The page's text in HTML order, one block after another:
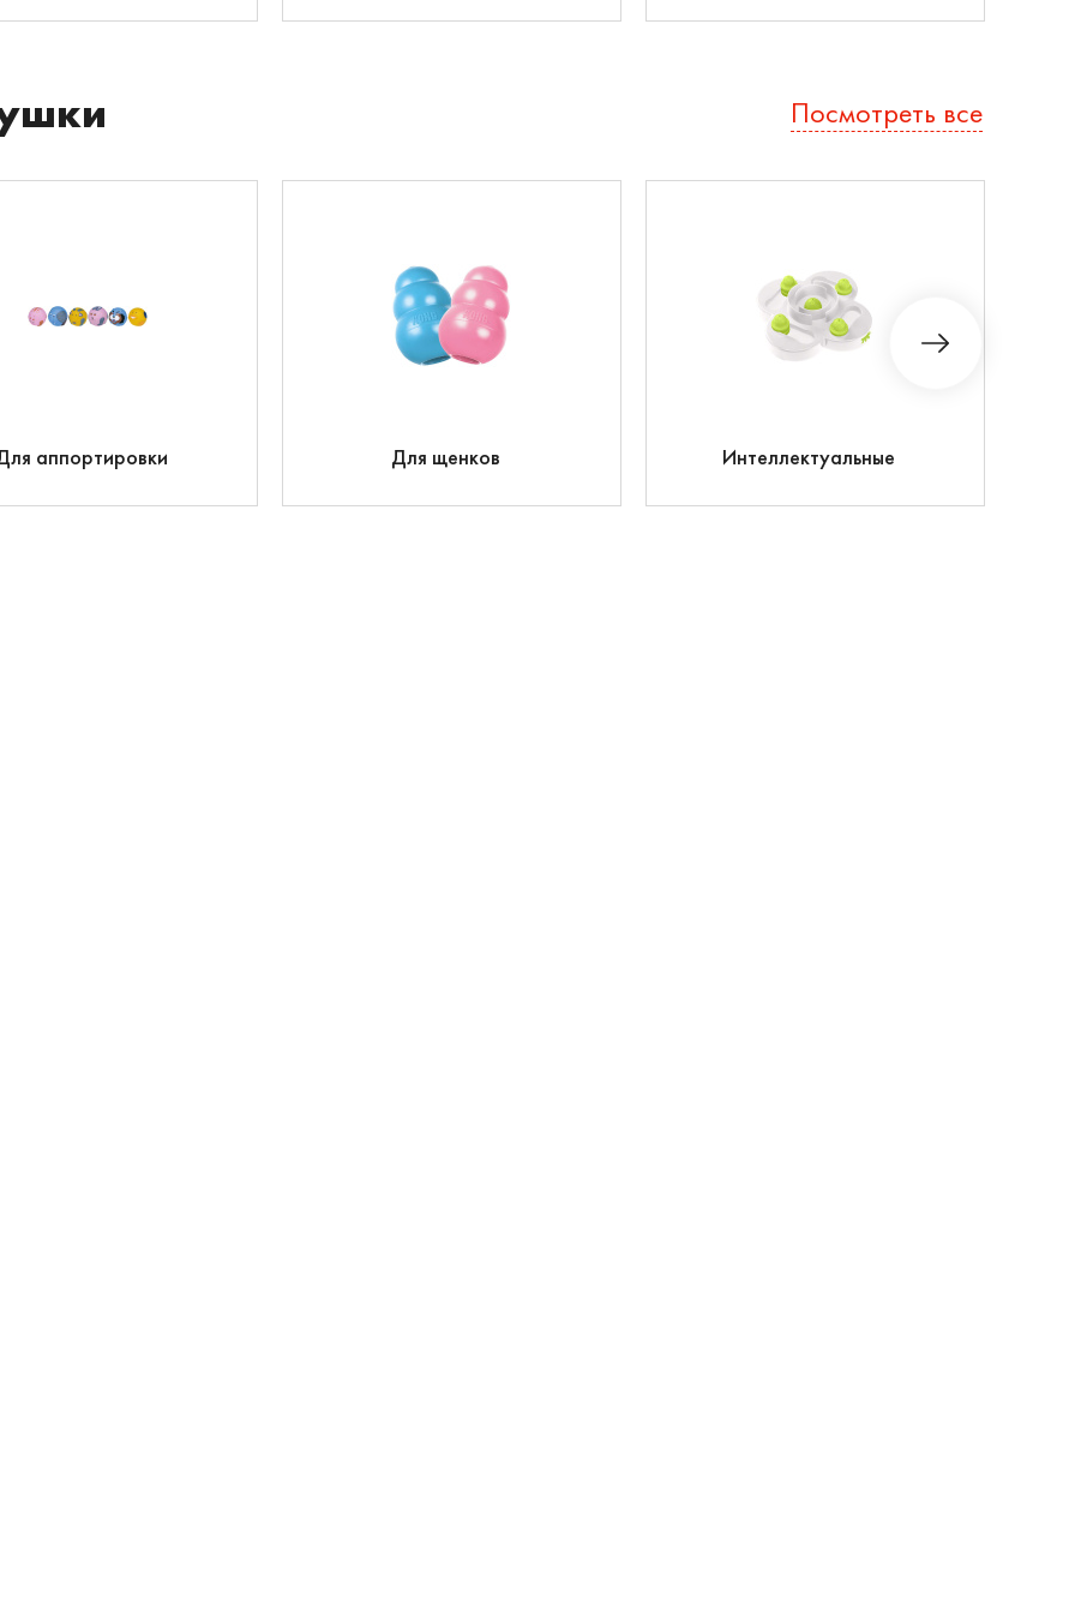
Посмотреть все
аппортировки Для щенков Интеллектуальные